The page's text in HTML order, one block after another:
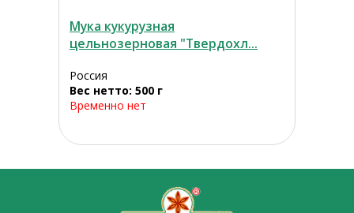
Мука кукурузная
цельнозерновая "Твердохл...
Россия
Вес нетто: 500 г
Временно нет